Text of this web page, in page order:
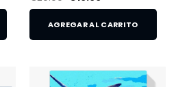
AGREGAR AL CARRITO